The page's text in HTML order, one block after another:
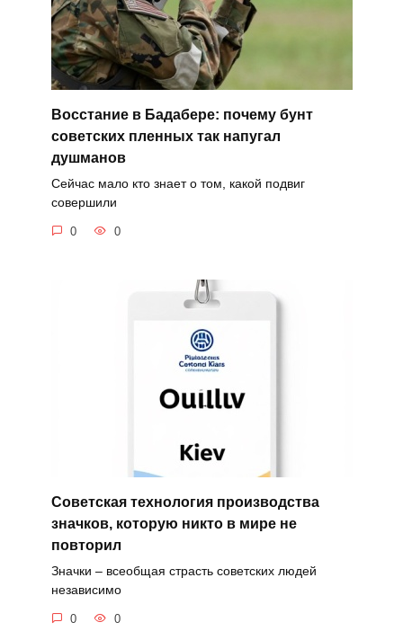
Восстание в Бадабере: почему бунт
советских пленных так напугал
душманов
Сейчас мало кто знает о том, какой подвиг
совершили
0 0
Советская технология производства
значков, которую никто в мире не
повторил
Значки – всеобщая страсть советских людей
независимо
0 0